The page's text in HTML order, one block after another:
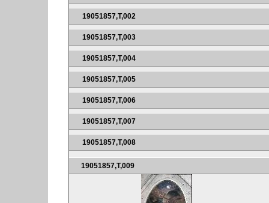
19051857,T,002
19051857,T,003
19051857,T,004
19051857,T,005
19051857,T,006
19051857,T,007
19051857,T,008
19051857,T,009